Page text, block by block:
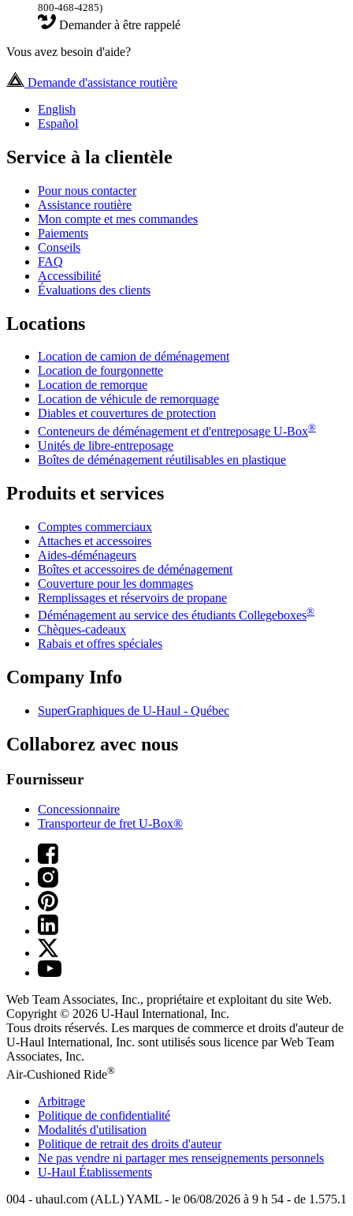
800-468-4285)
Demander à être rappelé
Vous avez besoin d'aide?
Demande d'assistance routière
English
Español
Service à la clientèle
Pour nous contacter
Assistance routière
Mon compte et mes commandes
Paiements
Conseils
FAQ
Accessibilité
Évaluations des clients
Locations
Location de camion de déménagement
Location de fourgonnette
Location de remorque
Location de véhicule de remorquage
Diables et couvertures de protection
Conteneurs de déménagement et d'entreposage U-Box®
Unités de libre-entreposage
Boîtes de déménagement réutilisables en plastique
Produits et services
Comptes commerciaux
Attaches et accessoires
Aides-déménageurs
Boîtes et accessoires de déménagement
Couverture pour les dommages
Remplissages et réservoirs de propane
Déménagement au service des étudiants Collegeboxes®
Chèques-cadeaux
Rabais et offres spéciales
Company Info
SuperGraphiques de U-Haul - Québec
Collaborez avec nous
Fournisseur
Concessionnaire
Transporteur de fret U-Box®
Web Team Associates, Inc., propriétaire et exploitant du site Web.
Copyright © 2026 U-Haul International, Inc.
Tous droits réservés. Les marques de commerce et droits d'auteur de
U-Haul International, Inc. sont utilisés sous licence par Web Team
Associates, Inc.
Air-Cushioned Ride®
Arbitrage
Politique de confidentialité
Modalités d'utilisation
Politique de retrait des droits d'auteur
Ne pas vendre ni partager mes renseignements personnels
U-Haul Établissements
004 - uhaul.com (ALL) YAML - le 06/08/2026 à 9 h 54 - de 1.575.1